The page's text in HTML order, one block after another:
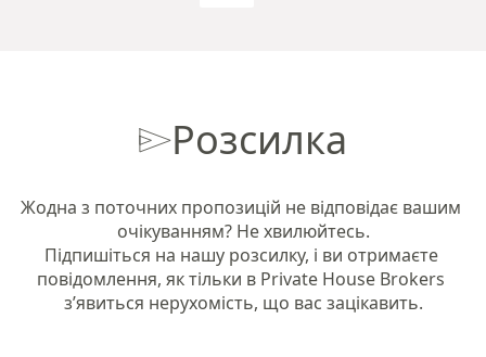
Розсилка
Жодна з поточних пропозицій не відповідає вашим
очікуванням? Не хвилюйтесь.
Підпишіться на нашу розсилку, і ви отримаєте
повідомлення, як тільки в Private House Brokers
з’явиться нерухомість, що вас зацікавить.